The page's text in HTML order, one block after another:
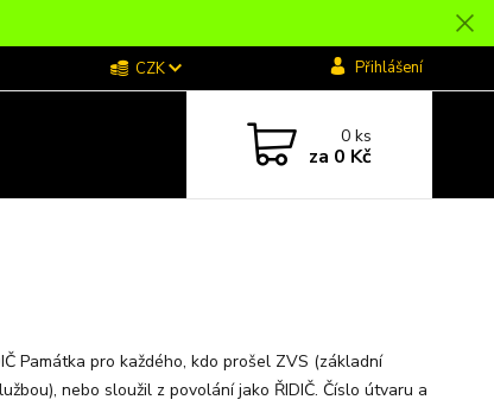
CZK Přihlášení
0ks
za 0 Kč
Památka pro každého, kdo prošel ZVS (základní
nebo sloužil z povolání jako ŘIDIČ. Číslo útvaru a